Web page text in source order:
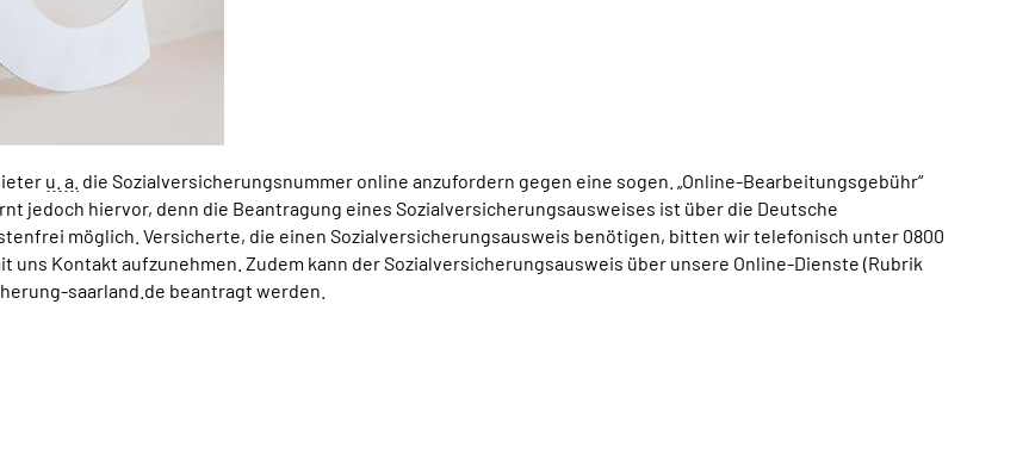
u. a. die Sozialversicherungsnummer online anzufordern gegen eine sogen. „Online-Bearbeitungsgebühr“
jedoch hiervor, denn die Beantragung eines Sozialversicherungsausweises ist über die Deutsche
möglich. Versicherte, die einen Sozialversicherungsausweis benötigen, bitten wir telefonisch unter 0800
uns Kontakt aufzunehmen. Zudem kann der Sozialversicherungsausweis über unsere Online-Dienste (Rubrik
saarland.de beantragt werden.